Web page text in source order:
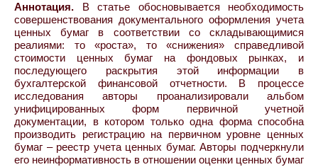
Аннотация. В статье обосновывается необходимость
совершенствования документального оформления учета
ценных бумаг в соответствии со складывающимися
реалиями: то «роста», то «снижения» справедливой
стоимости ценных бумаг на фондовых рынках, и
последующего раскрытия этой информации в
бухгалтерской финансовой отчетности. В процессе
исследования авторы проанализировали альбом
унифицированных форм первичной учетной
документации, в котором только одна форма способна
производить регистрацию на первичном уровне ценных
бумаг – реестр учета ценных бумаг. Авторы подчеркнули
его неинформативность в отношении оценки ценных бумаг